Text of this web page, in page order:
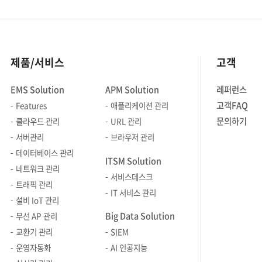
제품/서비스
EMS Solution
Features
클라우드 관리
서버관리
데이터베이스 관리
네트워크 관리
트래픽 관리
설비 IoT 관리
무선 AP 관리
교환기 관리
운영자동화
APM Solution
애플리케이션 관리
URL 관리
브라우저 관리
ITSM Solution
서비스데스크
IT 서비스 관리
Big Data Solution
SIEM
AI 인공지능
고객
레퍼런스
고객FAQ
문의하기